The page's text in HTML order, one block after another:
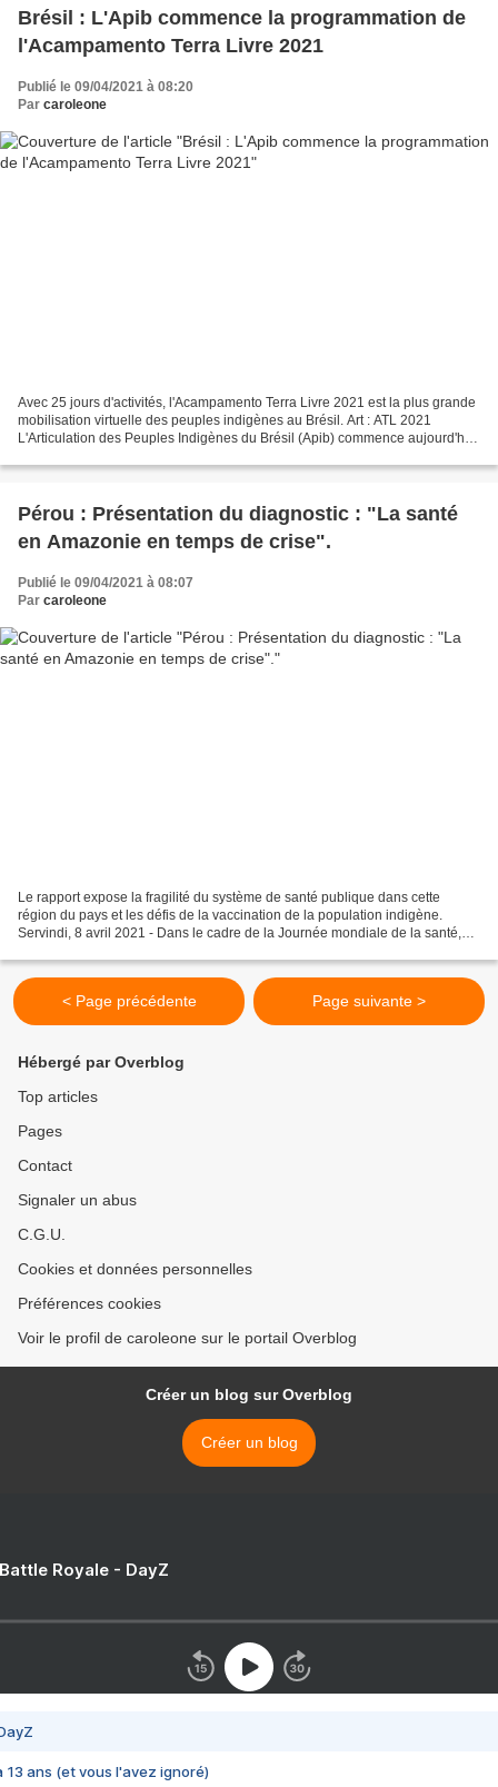
Brésil : L'Apib commence la programmation de
l'Acampamento Terra Livre 2021
Publié le 09/04/2021 à 08:20
Par caroleone
Avec 25 jours d'activités, l'Acampamento Terra Livre 2021 est la plus grande
mobilisation virtuelle des peuples indigènes au Brésil. Art : ATL 2021
L'Articulation des Peuples Indigènes du Brésil (Apib) commence aujourd'hui
Pérou : Présentation du diagnostic : "La santé
en Amazonie en temps de crise".
Publié le 09/04/2021 à 08:07
Par caroleone
Le rapport expose la fragilité du système de santé publique dans cette
région du pays et les défis de la vaccination de la population indigène.
Servindi, 8 avril 2021 - Dans le cadre de la Journée mondiale de la santé,
< Page précédente Page suivante >
Hébergé par Overblog
Top articles
Pages
Contact
Signaler un abus
C.G.U.
Cookies et données personnelles
Préférences cookies
Voir le profil de caroleone sur le portail Overblog
Créer un blog sur Overblog
Créer un blog
Royale - DayZ
13 ans (et vous l'avez ignoré)